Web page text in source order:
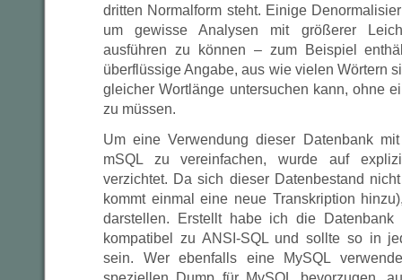
dritten Normalform steht. Einige
um gewisse Analysen mit größerer
ausführen zu können – zum Beispiel
überflüssige Angabe, aus wie vielen Wörtern
gleicher Wortlänge untersuchen kann, ohne
zu müssen.
Um eine Verwendung dieser Datenbank
mSQL zu vereinfachen, wurde auf
verzichtet. Da sich dieser Datenbestand
kommt einmal eine neue Transkription
darstellen. Erstellt habe ich die
kompatibel zu ANSI-SQL und sollte so in
sein. Wer ebenfalls eine MySQL